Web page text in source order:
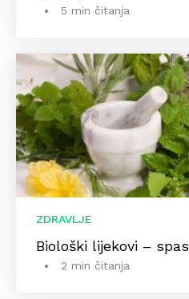
5 min čitanja
ZDRAVLJE
Biološki lijekovi –
2 min čitanja